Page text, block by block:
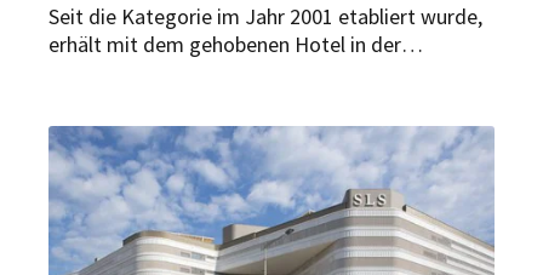
Seit die Kategorie im Jahr 2001 etabliert wurde,
erhält mit dem gehobenen Hotel in der
überzeugt mit Service und umfangreichen
Angebot.